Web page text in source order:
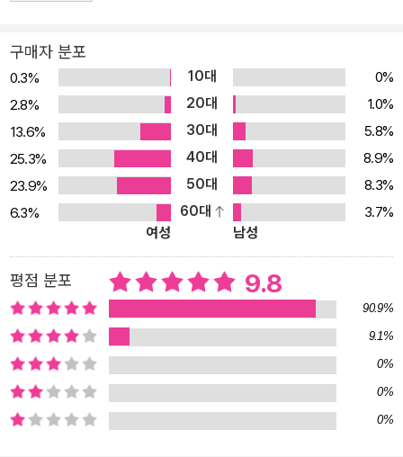
한 영웅이 아니다. 매일 정해진 시간에 일어나 출근하는 사람들, 가족
을 돌보는 사람들, 누군가의 부모이자 자식이고 동료인 사람들이다.
울면서도 해야 할 일을 하고, 상처 입은 채로도 하루를 살아내는 사람
들이다. 김이나 작가는 그들을 향해 말한다. “어쩌면 어른이란 그런
모습일지도 모른다”고. “추스르기도 힘든 감정에 멱살을 잡힌 채로도
자신의 책임을 다하는 사람.” 완벽하게 괜찮아진 다음 움직이는 것이
아니라, 괜찮지 않은 상태 그대로 한 걸음을 내딛어 나의 일상과 삶을
추스르고 보듬는 사람. 김이나 작가의 신작 『일상주의자의 감각』은
바로 그런 우리 모두를 위한 기록이다. “모든 계절의 모든 순간, 다른
계절로 넘어가 지나간 한 계절을 돌이켜보면 애틋하다. 지나간 모든
것은 어차피 애틋해지는데, 언젠가 돌아봤을 때 고단하기만 한 것 같
았던 오늘은 또 얼마나 애틋할까. 우리가 지금 그 순간 속에 있다는 걸
잊지 않기를. 가끔 이런 생각을 한다. 먼 훗날 노인이 된 어느 날, 내가
과거의 딱 하루로 돌아갈 수 있는 기회를 얻게 된다면. 어느 한순간으
로 돌아가고 싶어하면서 떠올린 그날이 혹시 지금 내가 살고 있는 이
순간이라서 내가 지금 여기 있는 게 아닐까 하는 상상. 그러고 나면 갑
구매자 분포
0.3% 10대
0%
2.8%
20대
1.0%
13.6%
30대
5.8%
25.3%
40대
8.9%
23.9%
50대
8.3%
6.3%
60대
3.7%
여성
남성
평점 분포 9.8
90.9%
9.1%
0%
0%
0%